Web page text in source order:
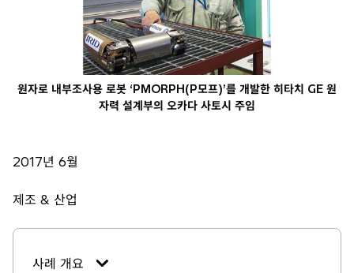
원자로 내부조사용 로봇 ‘PMORPH(P모프)’를 개발한 히타치 GE 원
자력 설계부의 오카다 사토시 주임
2017년 6월
제조 & 산업
사례 개요